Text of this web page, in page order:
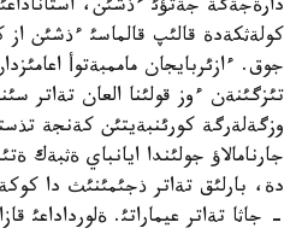
دارةجةگة جةتؤئ ءذشئن،
كولةثكةدة قالئپ قالماسئ ءذشئن
جوق. ءازئربايجان ماممبةتوأ
تئزگئنةن ءوز قولئنا العان تةاتر
وزگةلةرگة كورئنبةيتئن كةنجة
جارنامالاؤ جولئندا ايانباي
دة، بارلئق تةاتر ذجئمئنئث دا
- جاثا تةاتر عيماراتئ. ةلورداداعئ